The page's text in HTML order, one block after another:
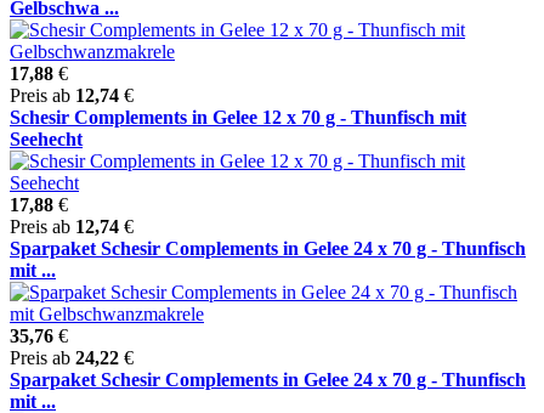
Gelbschwa ...
17,88 €
Preis ab 12,74 €
Schesir Complements in Gelee 12 x 70 g - Thunfisch mit
Seehecht
17,88 €
Preis ab 12,74 €
Sparpaket Schesir Complements in Gelee 24 x 70 g - Thunfisch
mit ...
35,76 €
Preis ab 24,22 €
Sparpaket Schesir Complements in Gelee 24 x 70 g - Thunfisch
mit ...